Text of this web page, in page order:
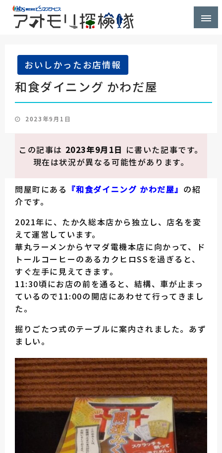
おいしかったお店情報
和食ダイニング かわだ屋
投
日:
2023年9月1日
この記事は 2023年9月1日 に書いた記事です。
現在は状況が異なる可能性があります。
問屋町にある 『和食ダイニング かわだ屋』 の紹
介です。
2021年に、たか久総本店から独立し、店名を変
えて運営しています。
華丸ラーメンからヤマダ電機本店に向かって、ド
トールコーヒーのあるカクヒロSSを過ぎると、
すぐ左手に見えてきます。
11:30頃にお店の前を通ると、結構、車が止まっ
ているので11:00の開店にあわせて行ってきまし
た。
掘りごたつ式のテーブルに案内されました。あず
ましい。